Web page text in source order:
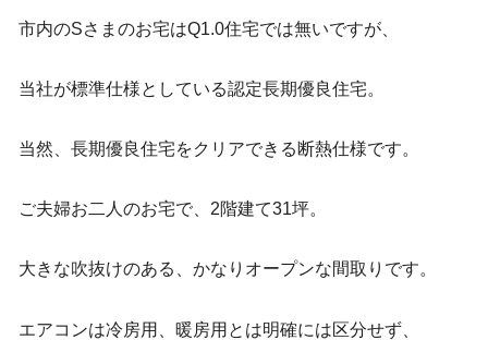
市内のSさまのお宅はQ1.0住宅では無いですが、
当社が標準仕様としている認定長期優良住宅。
当然、長期優良住宅をクリアできる断熱仕様です。
ご夫婦お二人のお宅で、2階建て31坪。
大きな吹抜けのある、かなりオープンな間取りです。
エアコンは冷房用、暖房用とは明確には区分せず、